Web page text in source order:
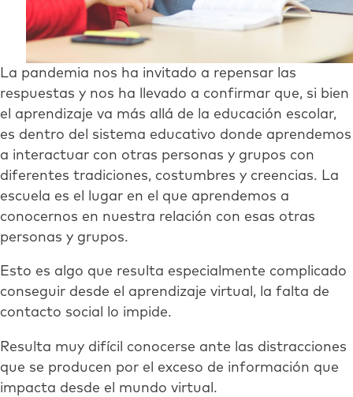
La pandemia nos ha invitado a repensar las
respuestas y nos ha llevado a confirmar que, si bien
el aprendizaje va más allá de la educación escolar,
es dentro del sistema educativo donde aprendemos
a interactuar con otras personas y grupos con
diferentes tradiciones, costumbres y creencias. La
escuela es el lugar en el que aprendemos a
conocernos en nuestra relación con esas otras
personas y grupos.
Esto es algo que resulta especialmente complicado
conseguir desde el aprendizaje virtual, la falta de
contacto social lo impide.
Resulta muy difícil conocerse ante las distracciones
que se producen por el exceso de información que
impacta desde el mundo virtual.